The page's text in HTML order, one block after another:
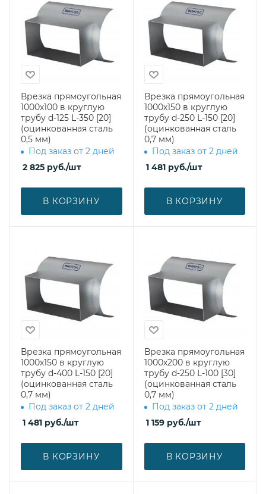
Врезка прямоугольная
1000х100 в круглую
трубу d-125 L-350 [20]
(оцинкованная сталь
0,5 мм)
Под заказ от 2 дней
2 825 руб./шт
В КОРЗИНУ
Врезка прямоугольная
1000х150 в круглую
трубу d-250 L-150 [20]
(оцинкованная сталь
0,7 мм)
Под заказ от 2 дней
1 481руб./шт
В КОРЗИНУ
Врезка прямоугольная
1000х150 в круглую
трубу d-400 L-150 [20]
(оцинкованная сталь
0,7 мм)
Под заказ от 2 дней
1 481 руб./шт
В КОРЗИНУ
Врезка прямоугольная
1000х200 в круглую
трубу d-250 L-100 [30]
(оцинкованная сталь
0,7 мм)
Под заказ от 2 дней
1 159руб./шт
В КОРЗИНУ